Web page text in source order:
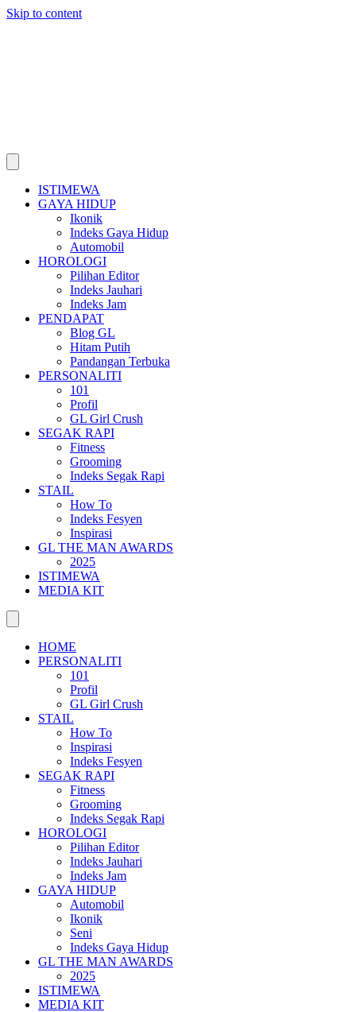
Skip to content
ISTIMEWA
GAYA HIDUP
Ikonik
Indeks Gaya Hidup
Automobil
HOROLOGI
Pilihan Editor
Indeks Jauhari
Indeks Jam
PENDAPAT
Blog GL
Hitam Putih
Pandangan Terbuka
PERSONALITI
101
Profil
GL Girl Crush
SEGAK RAPI
Fitness
Grooming
Indeks Segak Rapi
STAIL
How To
Indeks Fesyen
Inspirasi
GL THE MAN AWARDS
2025
ISTIMEWA
MEDIA KIT
HOME
PERSONALITI
101
Profil
GL Girl Crush
STAIL
How To
Inspirasi
Indeks Fesyen
SEGAK RAPI
Fitness
Grooming
Indeks Segak Rapi
HOROLOGI
Pilihan Editor
Indeks Jauhari
Indeks Jam
GAYA HIDUP
Automobil
Ikonik
Seni
Indeks Gaya Hidup
GL THE MAN AWARDS
2025
ISTIMEWA
MEDIA KIT